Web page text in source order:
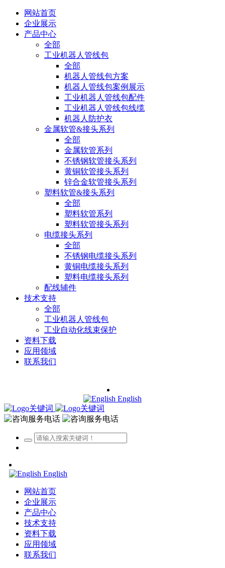
网站首页
企业展示
产品中心
全部
工业机器人管线包
全部
机器人管线包方案
机器人管线包案例展示
工业机器人管线包配件
工业机器人管线包线缆
机器人防护衣
金属软管&接头系列
全部
金属软管系列
不锈钢软管接头系列
黄铜软管接头系列
锌合金软管接头系列
塑料软管&接头系列
全部
塑料软管系列
塑料软管接头系列
电缆接头系列
全部
不锈钢电缆接头系列
黄铜电缆接头系列
塑料电缆接头系列
配线辅件
技术支持
全部
工业机器人管线包
工业自动化线束保护
资料下载
应用领域
联系我们
English
English
网站首页
企业展示
产品中心
技术支持
资料下载
应用领域
联系我们